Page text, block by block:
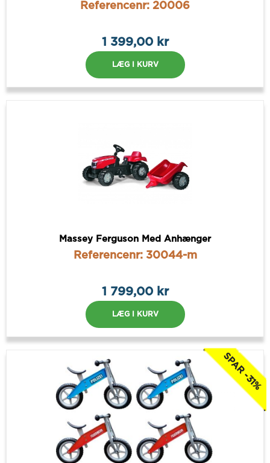
Referencenr: 20006
1 399,00 kr
LÆG I KURV
Massey Ferguson Med Anhænger
Referencenr: 30044-m
1 799,00 kr
LÆG I KURV
SPAR -31%